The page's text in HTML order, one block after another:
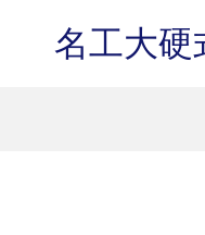
名工大硬